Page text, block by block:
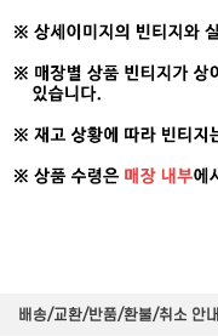
배송/교환/반품/환불/취소 안내